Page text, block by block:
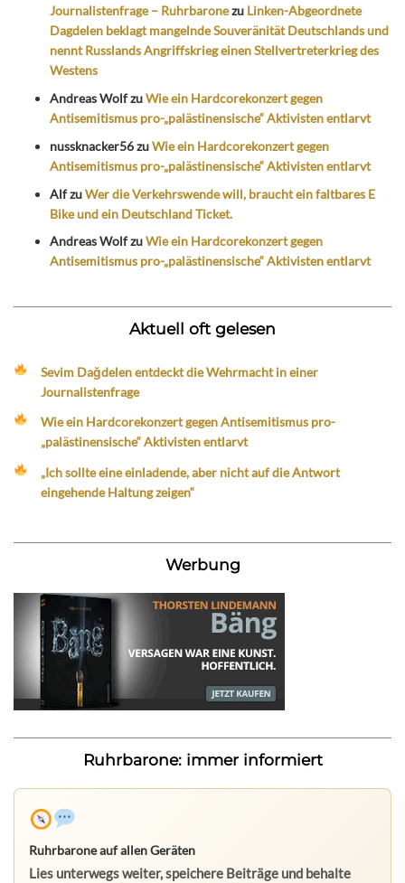
Journalistenfrage – Ruhrbaronezu Linken-Abgeordnete
Dagdelen beklagt mangelnde Souveränität Deutschlands und
nennt Russlands Angriffskrieg einen Stellvertreterkrieg des
Westens
Andreas WolfzuWie ein Hardcorekonzert gegen
Antisemitismus pro-„palästinensische“ Aktivisten entlarvt
nussknacker56zuWie ein Hardcorekonzert gegen
Antisemitismus pro-„palästinensische“ Aktivisten entlarvt
AlfzuWer die Verkehrswende will, braucht ein faltbares E
Bike und ein Deutschland Ticket.
Andreas WolfzuWie ein Hardcorekonzert gegen
Antisemitismus pro-„palästinensische“ Aktivisten entlarvt
Aktuell oft gelesen
Sevim Dağdelen entdeckt die Wehrmacht in einer
Journalistenfrage
Wie ein Hardcorekonzert gegen Antisemitismus pro-
„palästinensische“ Aktivisten entlarvt
„Ich sollte eine einladende, aber nicht auf die Antwort
eingehende Haltung zeigen“
Werbung
Ruhrbarone: immer informiert
Ruhrbarone auf allen Geräten
Lies unterwegs weiter, speichere Beiträge und behalte